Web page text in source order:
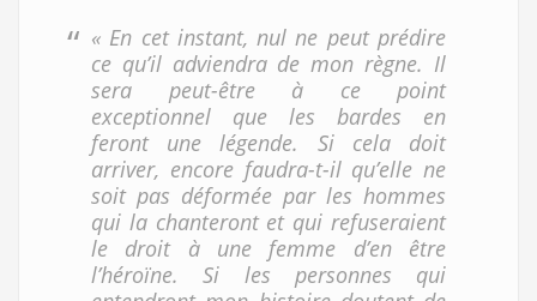
« En cet instant, nul ne peut prédire
ce qu’il adviendra de mon règne. Il
sera peut-être à ce point
exceptionnel que les bardes en
feront une légende. Si cela doit
arriver, encore faudra-t-il qu’elle ne
soit pas déformée par les hommes
qui la chanteront et qui refuseraient
le droit à une femme d’en être
l’héroïne. Si les personnes qui